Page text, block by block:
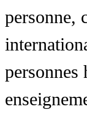
personne,
personnes